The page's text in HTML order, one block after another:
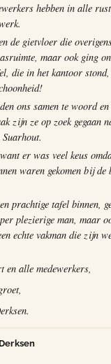
hebben in alle
de gietvloer die
maar ook ging
die in het kantoor
ons samen te woord
zijn ze op zoek gegaan
er was veel keus
waren gekomen bij de
prachtige tafel binnen,
plezierige man, maar
echte vakman die zijn
en alle medewerkers,